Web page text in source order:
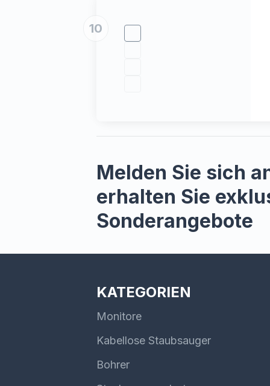
10
Melden Sie sich
erhalten Sie
Sonderangebote
KATEGORIEN
Monitore
Kabellose Staubsauger
Bohrer